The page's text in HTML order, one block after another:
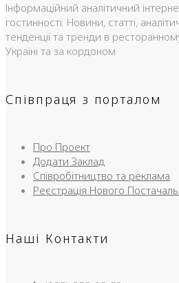
Інформаційний аналітичний
гостинності. Новини, статті,
тенденції та тренди в
Україні та за кордоном
Співпраця з порталом
Про Проект
Додати Заклад
Співробітництво та реклама
Реєстрація Нового
Наші Контакти